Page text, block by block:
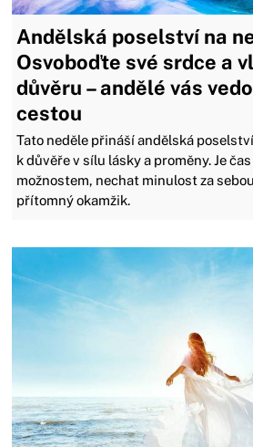
Andělská poselství na
Osvoboďte své srdce a
důvěru – andělé vás
cestou
Tato neděle přináší andělská
k důvěře v sílu lásky a proměny. Je
možnostem, nechat minulost za
přítomný okamžik.